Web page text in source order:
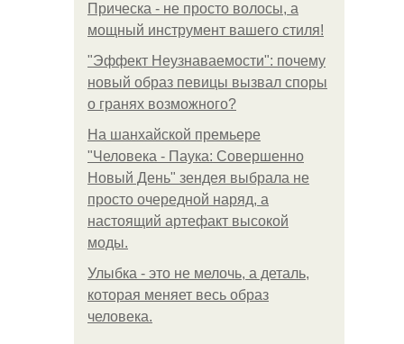
Прическа - не просто волосы, а
мощный инструмент вашего стиля!
"Эффект Неузнаваемости": почему
новый образ певицы вызвал споры
о гранях возможного?
На шанхайской премьере
"Человека - Паука: Совершенно
Новый День" зендея выбрала не
просто очередной наряд, а
настоящий артефакт высокой
моды.
Улыбка - это не мелочь, а деталь,
которая меняет весь образ
человека.